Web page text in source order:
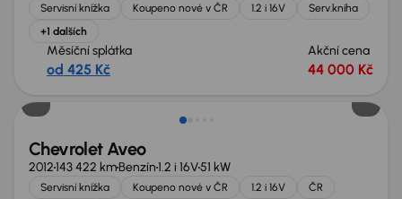
Servisní knížka Koupeno nové v ČR 1.2 i 16V
Serv.kniha
+1 dalších
Měsíční splátka
od 425 Kč
Akční cena
44 000 Kč
Chevrolet Aveo
2012143 422 kmBenzín1.2 i 16V51 kW
Servisní knížka Koupeno nové v ČR 1.2 i 16V
ČR